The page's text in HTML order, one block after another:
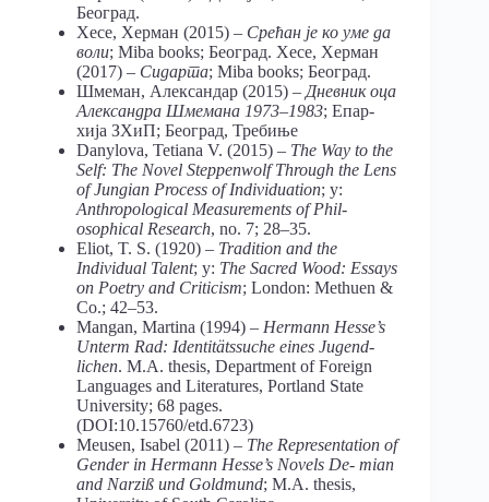
Београд.
Хесе, Херман (2015) – Срећан је ко уме да
воли; Miba books; Београд. Хесе, Херман
(2017) – Сидарта; Miba books; Београд.
Шмеман, Александар (2015) – Дневник оца
Александра Шмемана 1973–1983; Епар-
хија ЗХиП; Београд, Требиње
Danylova, Tetiana V. (2015) – The Way to the
Self: The Novel Steppenwolf Through the Lens
of Jungian Process of Individuation; у:
Anthropological Measurements of Phil-
osophical Research, no. 7; 28–35.
Eliot, T. S. (1920) – Tradition and the
Individual Talent; у: The Sacred Wood: Essays
on Poetry and Criticism; London: Methuen &
Co.; 42–53.
Mangan, Martina (1994) – Hermann Hesse’s
Unterm Rad: Identitätssuche eines Jugend-
lichen. M.A. thesis, Department of Foreign
Languages and Literatures, Portland State
University; 68 pages.
(DOI:10.15760/etd.6723)
Meusen, Isabel (2011) – The Representation of
Gender in Hermann Hesse’s Novels De- mian
and Narziß und Goldmund; M.A. thesis,